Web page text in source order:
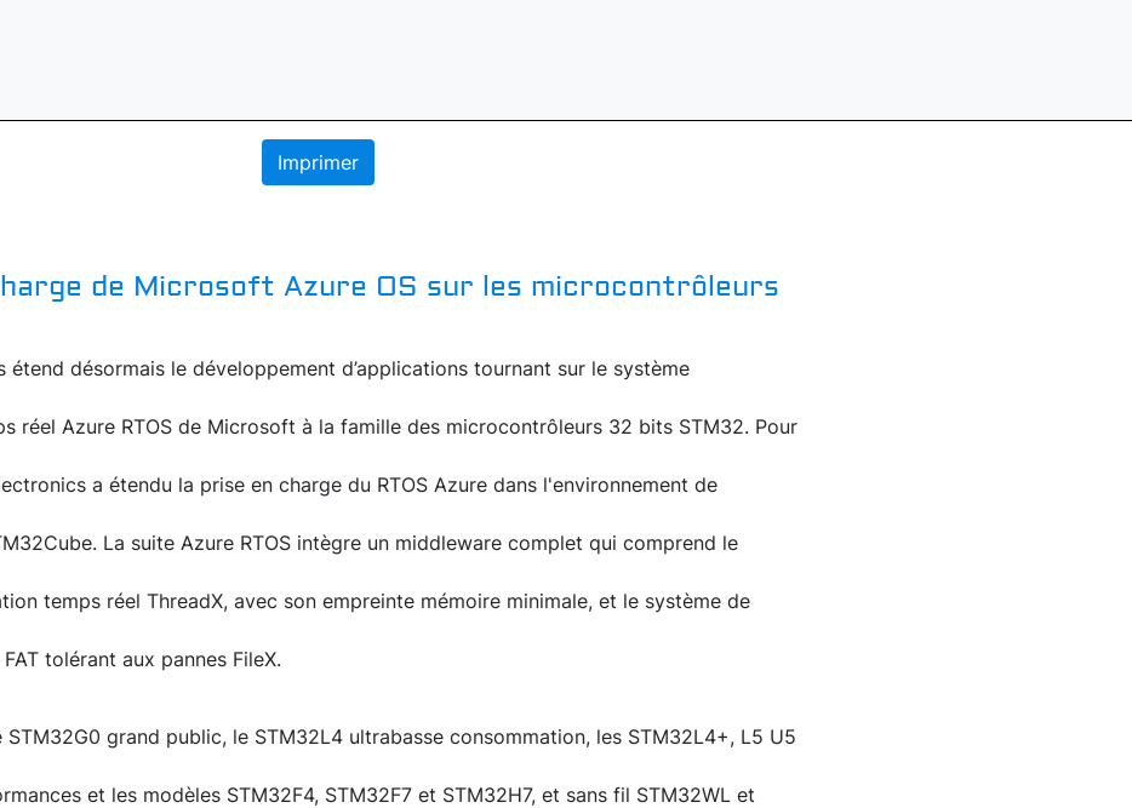
Imprimer
de Microsoft Azure OS sur les microcontrôleurs
étend désormais le développement d’applications tournant sur le système
réel Azure RTOS de Microsoft à la famille des microcontrôleurs 32 bits STM32. Pour
a étendu la prise en charge du RTOS Azure dans l'environnement de
La suite Azure RTOS intègre un middleware complet qui comprend le
temps réel ThreadX, avec son empreinte mémoire minimale, et le système de
tolérant aux pannes FileX.
grand public, le STM32L4 ultrabasse consommation, les STM32L4+, L5 U5
et les modèles STM32F4, STM32F7 et STM32H7, et sans fil STM32WL et